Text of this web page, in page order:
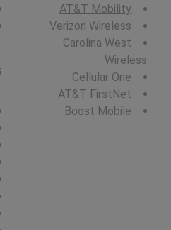
AT&T Mobility
Verizon Wireless
Carolina West
Wireless
Cellular One
AT&T FirstNet
Boost Mobile